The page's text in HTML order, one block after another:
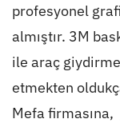
profesyonel
almıştır. 3M
ile araç
etmekten
Mefa